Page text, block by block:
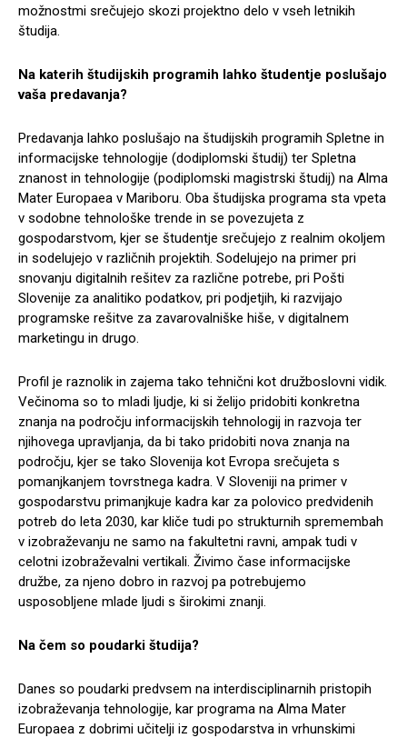
možnostmi srečujejo skozi projektno delo v vseh letnikih
študija.
Na katerih študijskih programih lahko študentje poslušajo
vaša predavanja?
Predavanja lahko poslušajo na študijskih programih Spletne in
informacijske tehnologije (dodiplomski študij) ter Spletna
znanost in tehnologije (podiplomski magistrski študij) na Alma
Mater Europaea v Mariboru. Oba študijska programa sta vpeta
v sodobne tehnološke trende in se povezujeta z
gospodarstvom, kjer se študentje srečujejo z realnim okoljem
in sodelujejo v različnih projektih. Sodelujejo na primer pri
snovanju digitalnih rešitev za različne potrebe, pri Pošti
Slovenije za analitiko podatkov, pri podjetjih, ki razvijajo
programske rešitve za zavarovalniške hiše, v digitalnem
marketingu in drugo.
Profil je raznolik in zajema tako tehnični kot družboslovni vidik.
Večinoma so to mladi ljudje, ki si želijo pridobiti konkretna
znanja na področju informacijskih tehnologij in razvoja ter
njihovega upravljanja, da bi tako pridobiti nova znanja na
področju, kjer se tako Slovenija kot Evropa srečujeta s
pomanjkanjem tovrstnega kadra. V Sloveniji na primer v
gospodarstvu primanjkuje kadra kar za polovico predvidenih
potreb do leta 2030, kar kliče tudi po strukturnih spremembah
v izobraževanju ne samo na fakultetni ravni, ampak tudi v
celotni izobraževalni vertikali. Živimo čase informacijske
družbe, za njeno dobro in razvoj pa potrebujemo
usposobljene mlade ljudi s širokimi znanji.
Na čem so poudarki študija?
Danes so poudarki predvsem na interdisciplinarnih pristopih
izobraževanja tehnologije, kar programa na Alma Mater
Europaea z dobrimi učitelji iz gospodarstva in vrhunskimi